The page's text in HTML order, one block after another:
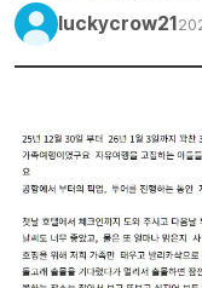
luckycrow21